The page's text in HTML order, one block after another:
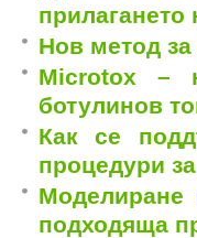
Нов метод
Microtox –
ботулинов
Как се
процедури
подходяща